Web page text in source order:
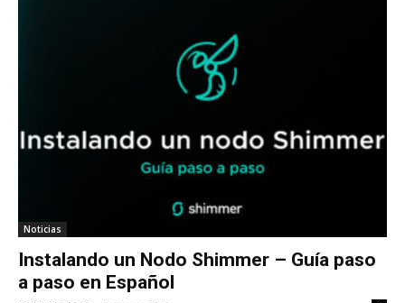
Noticias
Instalando un Nodo Shimmer – Guía paso
a paso en Español